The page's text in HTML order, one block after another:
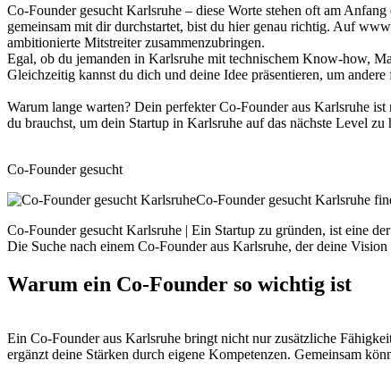
Co-Founder gesucht Karlsruhe – diese Worte stehen oft am
gemeinsam mit dir durchstartet, bist du hier genau richtig. Auf
ambitionierte Mitstreiter zusammenzubringen.
Egal, ob du jemanden in Karlsruhe mit technischem Know-how,
Gleichzeitig kannst du dich und deine Idee präsentieren, um
Warum lange warten? Dein perfekter Co-Founder aus Karlsruhe
du brauchst, um dein Startup in Karlsruhe auf das nächste Level
Co-Founder gesucht
Co-Founder gesucht Karlsruhe
Co-Founder gesucht Karlsruhe | Ein Startup zu gründen, ist eine
Die Suche nach einem Co-Founder aus Karlsruhe, der deine
Warum ein Co-Founder so wichtig ist
Ein Co-Founder aus Karlsruhe bringt nicht nur zusätzliche
ergänzt deine Stärken durch eigene Kompetenzen. Gemeinsam